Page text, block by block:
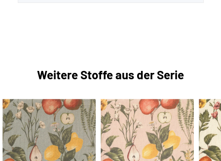
Weitere Stoffe aus der Serie